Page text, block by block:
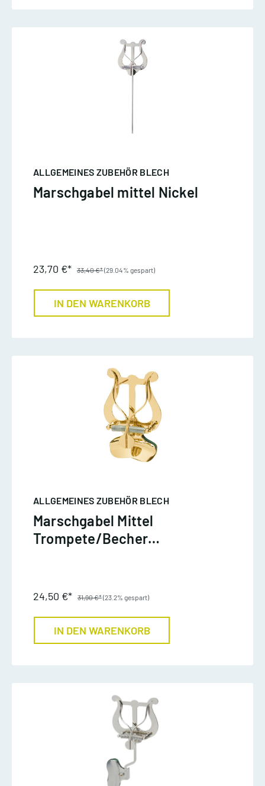
ALLGEMEINES ZUBEHÖR BLECH
Marschgabel mittel Nickel
23,70 €* 33,40 €*(29.04% gespart)
IN DEN WARENKORB
ALLGEMEINES ZUBEHÖR BLECH
Marschgabel Mittel
Trompete/Becher
24,50 €* 31,90 €*(23.2% gespart)
IN DEN WARENKORB